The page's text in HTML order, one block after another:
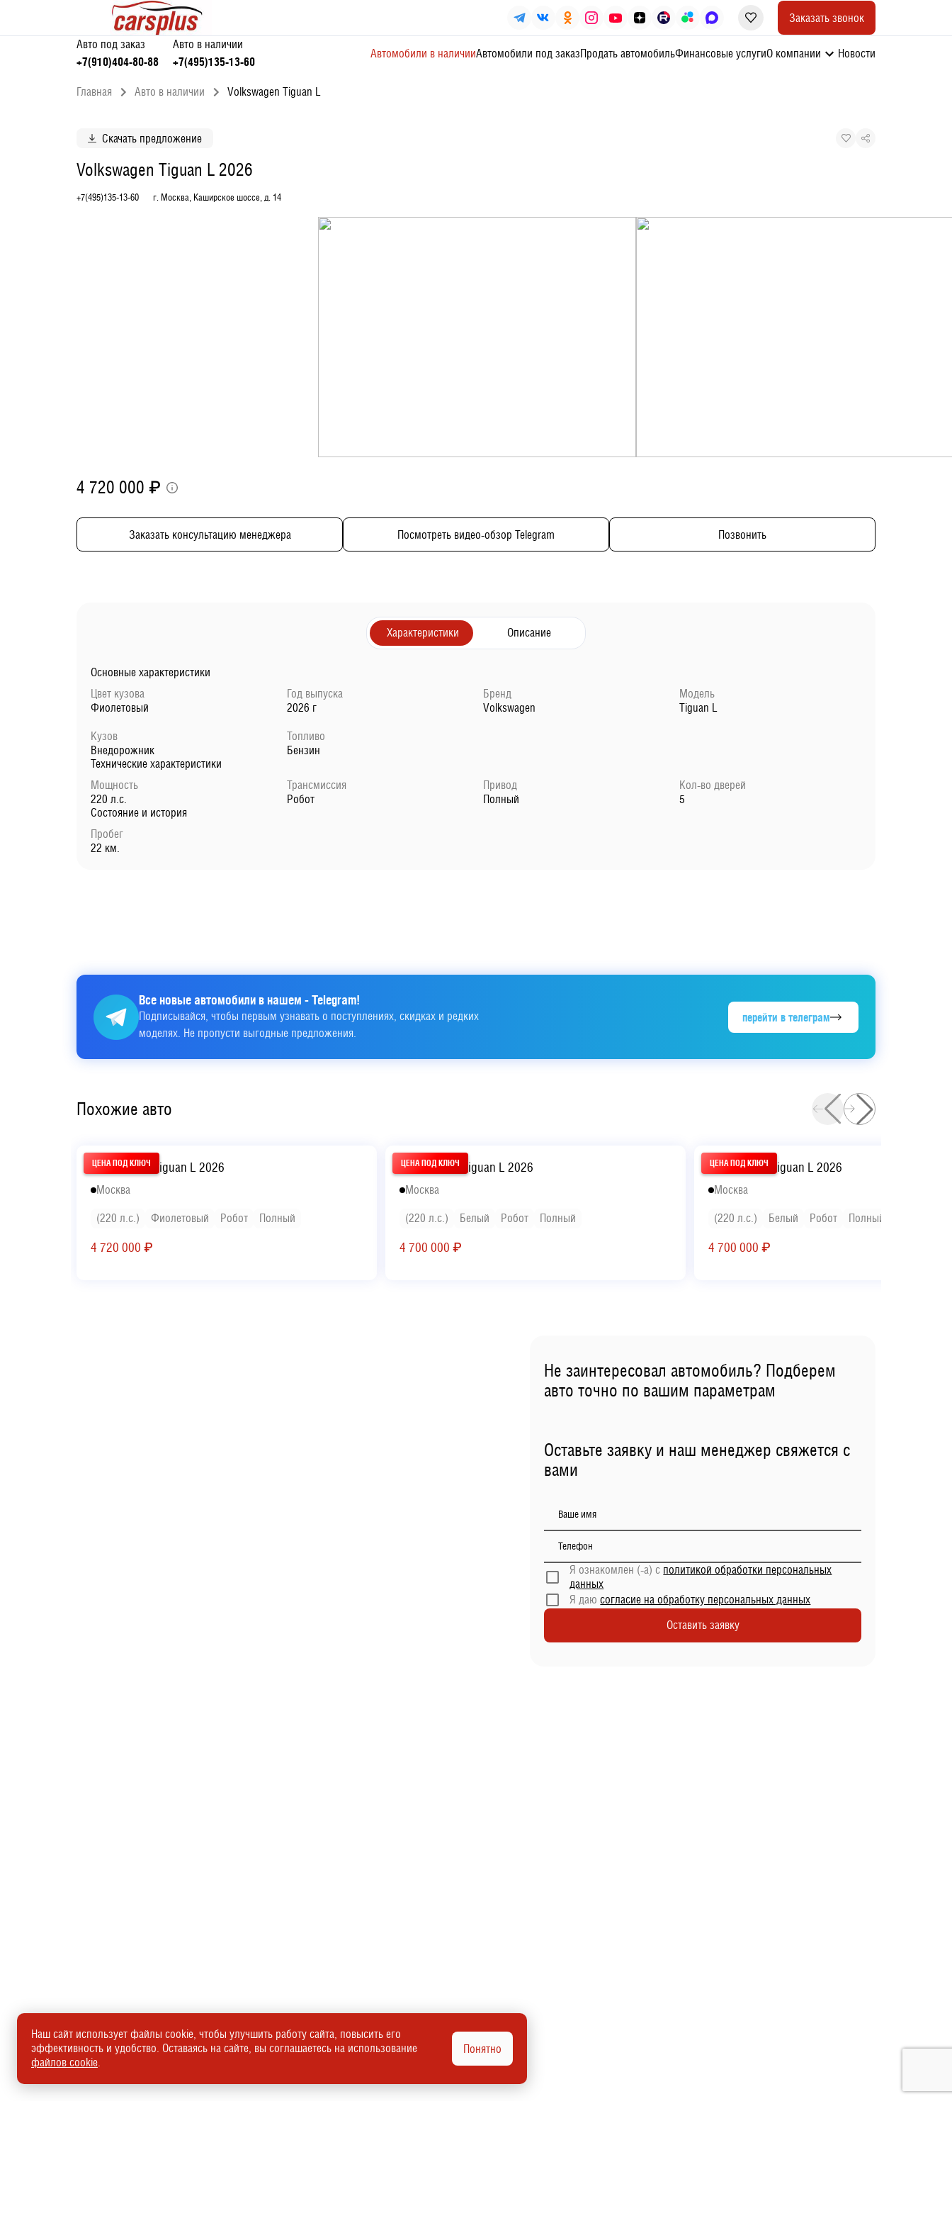
Заказать звонок
Авто под заказ
+7(910)404-80-88
Авто в наличии
+7(495)135-13-60
Автомобили в наличииАвтомобили под заказПродать автомобильФинансовые услугиО компании Новости
Главная Авто в наличии Volkswagen Tiguan L
Скачать предложение
Volkswagen Tiguan L 2026
+7(495)135-13-60 г. Москва, Каширское шоссе, д. 14
4 720 000 ₽
Заказать консультацию менеджера Посмотреть видео-обзор Telegram Позвонить
Характеристики Описание
Основные характеристики
Цвет кузова
Фиолетовый
Год выпуска
2026 г
Бренд
Volkswagen
Модель
Tiguan L
Кузов
Внедорожник
Топливо
Бензин
Технические характеристики
Мощность
220 л.с.
Трансмиссия
Робот
Привод
Полный
Кол-во дверей
5
Состояние и история
Пробег
22 км.
Все новые автомобили в нашем - Telegram!
Подписывайся, чтобы первым узнавать о поступлениях, скидках и редких
моделях. Не пропусти выгодные предложения.
перейти в телеграм
Похожие авто
Volkswagen Tiguan L 2026
Москва
(220 л.с.) Фиолетовый Робот Полный
4 720 000 ₽
Volkswagen Tiguan L 2026
Москва
(220 л.с.) Белый Робот Полный
4 700 000 ₽
Volkswagen Tiguan L 2026
Москва
(220 л.с.) Белый Робот Полный
4 700 000 ₽
Не заинтересовал автомобиль? Подберем
авто точно по вашим параметрам
Оставьте заявку и наш менеджер свяжется с
вами
Ваше имя
Телефон
Я ознакомлен (-а) с политикой обработки персональных
данных
Я даюсогласие на обработку персональных данных
Оставить заявку
Наш сайт использует файлы cookie, чтобы улучшить работу сайта, повысить его
эффективность и удобство. Оставаясь на сайте, вы соглашаетесь на использование
файлов cookie.
Понятно